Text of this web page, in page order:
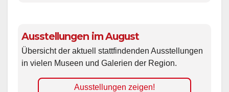
Ausstellungen im August
Übersicht der aktuell stattfindenden Ausstellungen
in vielen Museen und Galerien der Region.
Ausstellungen zeigen!